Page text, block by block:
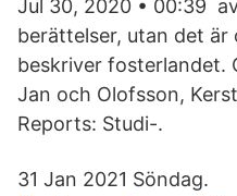
Jul 30, 2020 • 00:39
berättelser, utan det är
beskriver fosterlandet.
Jan och Olofsson,
Reports: Studi-.
31 Jan 2021 Söndag.